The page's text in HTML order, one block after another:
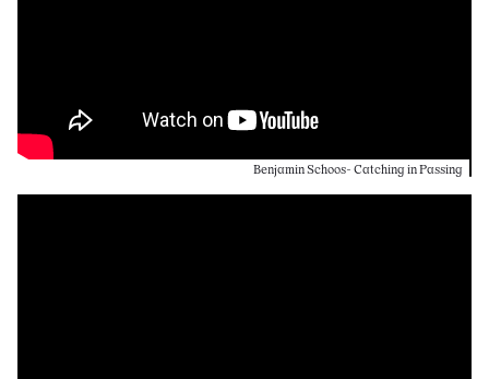
Benjamin Schoos- Catching in Passing